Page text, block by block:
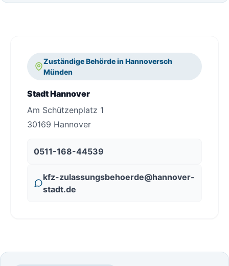
Zuständige Behörde in Hannoversch
Münden
Stadt Hannover
Am Schützenplatz 1
30169 Hannover
0511-168-44539
kfz-zulassungsbehoerde@hannover-
stadt.de